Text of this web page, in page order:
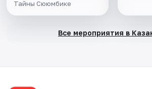
Тайны Сююмбике
Все мероприятия в